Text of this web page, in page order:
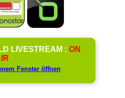
LIVESTREAM : ON
Fenster öffnen